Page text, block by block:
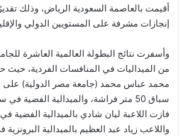
أقيمت بالعاصمة السعودية الرياض، وذلك
إنجازات مشرفة على المستويين الدولي
وأسفرت نتائج البطولة العالمية العاشرة
من الميداليات في المنافسات الفردية، حيث
محمد عباس محمد (جامعة مصر الدولية) على